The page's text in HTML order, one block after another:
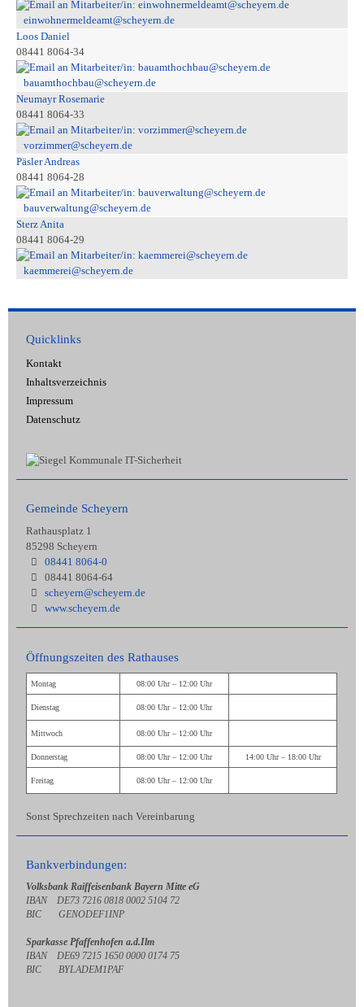
einwohnermeldeamt@scheyern.de
Loos Daniel
08441 8064-34
bauamthochbau@scheyern.de
Neumayr Rosemarie
08441 8064-33
vorzimmer@scheyern.de
Päsler Andreas
08441 8064-28
bauverwaltung@scheyern.de
Sterz Anita
08441 8064-29
kaemmerei@scheyern.de
Quicklinks
Kontakt
Inhaltsverzeichnis
Impressum
Datenschutz
Gemeinde Scheyern
Rathausplatz 1
85298 Scheyern
08441 8064-0
08441 8064-64
scheyern@scheyern.de
www.scheyern.de
Öffnungszeiten des Rathauses
Montag 08:00 Uhr – 12:00 Uhr
Dienstag 08:00 Uhr – 12:00 Uhr
Mittwoch 08:00 Uhr – 12:00 Uhr
Donnerstag 08:00 Uhr – 12:00 Uhr 14:00 Uhr – 18:00 Uhr
Freitag 08:00 Uhr – 12:00 Uhr
Sonst Sprechzeiten nach Vereinbarung
Bankverbindungen:
Volksbank Raiffeisenbank Bayern Mitte eG
IBAN DE73 7216 0818 0002 5104 72
BIC GENODEF1INP
Sparkasse Pfaffenhofen a.d.Ilm
IBAN DE69 7215 1650 0000 0174 75
BIC BYLADEM1PAF